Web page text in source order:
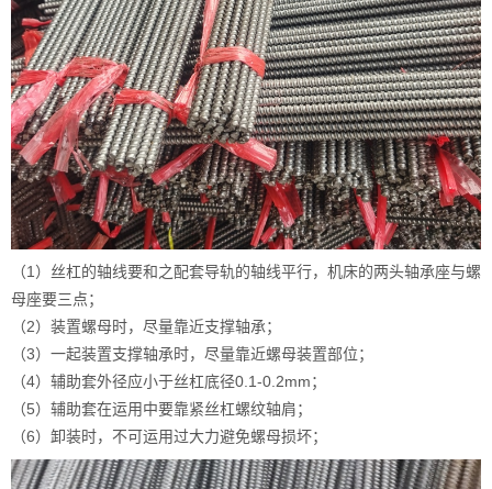
（1）丝杠的轴线要和之配套导轨的轴线平行，机床的两头轴承座与螺
母座要三点；
（2）装置螺母时，尽量靠近支撑轴承；
（3）一起装置支撑轴承时，尽量靠近螺母装置部位；
（4）辅助套外径应小于丝杠底径0.1-0.2mm；
（5）辅助套在运用中要靠紧丝杠螺纹轴肩；
（6）卸装时，不可运用过大力避免螺母损坏；